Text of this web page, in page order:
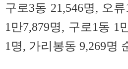
구로3동 21,546명, 오
1만7,879명, 구로1동 1
1명, 가리봉동 9,269명